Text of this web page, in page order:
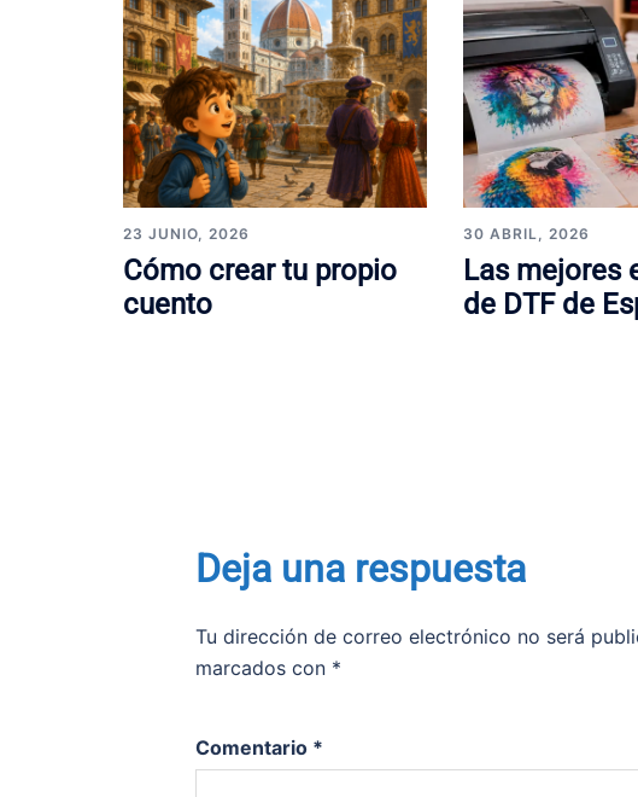
23 JUNIO, 2026
Cómo crear tu propio
cuento
30 ABRIL, 2026
Las mejores
de DTF de
Deja una respuesta
Tu dirección de correo electrónico no será
marcados con *
Comentario *